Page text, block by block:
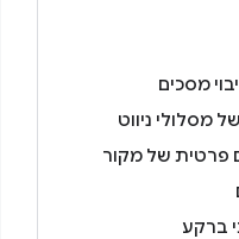
מסכים
מסלולי ניווט
פרטית של מקור
ברקע